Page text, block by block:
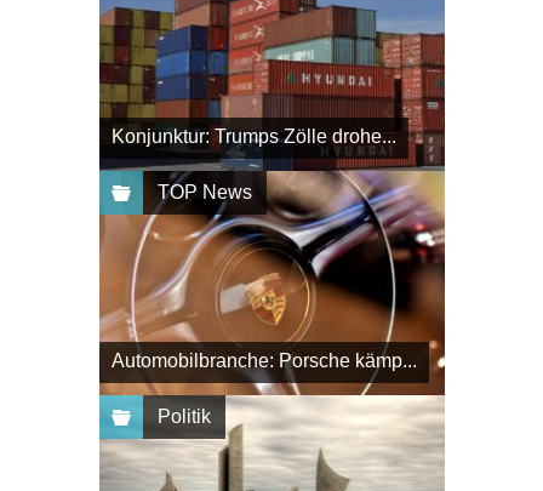
Konjunktur: Trumps Zölle drohe...
TOP News
Automobilbranche: Porsche kämp...
Politik